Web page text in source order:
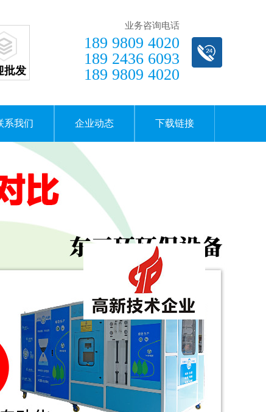
批发
业务咨询电话
189 9809 4020
189 2436 6093
189 9809 4020
系我们 企业动态 下载链接